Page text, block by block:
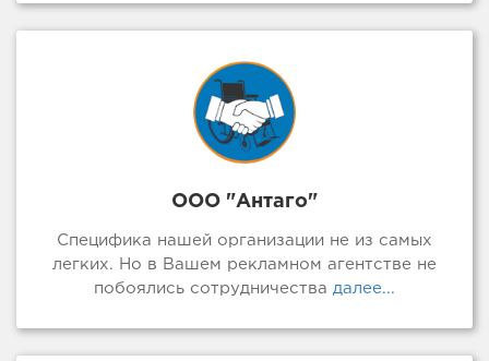
ООО "Антаго"
Специфика нашей организации не из самых
легких. Но в Вашем рекламном агентстве не
побоялись сотрудничества далее...